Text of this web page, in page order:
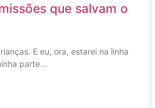
que salvam o
E eu, ora, estarei na linha
parte…